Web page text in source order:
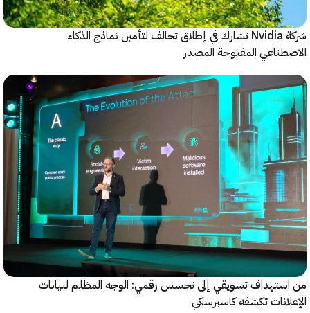
شركة Nvidia تشارك في إطلاق تحالف لتأمين نماذج الذكاء
المفتوحة المصدر
تسويقي إلى تجسس رقمي: الوجه المظلم لبيانات
تكشفه كاسبرسكي